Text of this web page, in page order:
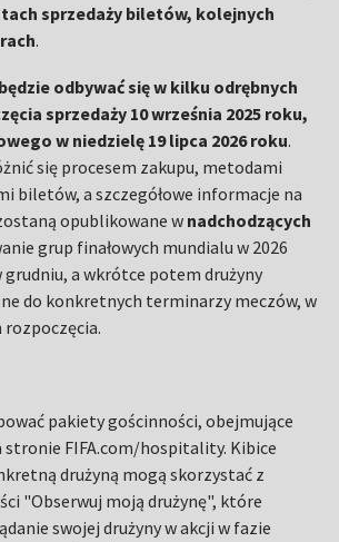
sprzedaży biletów, kolejnych
.
odbywać się w kilku odrębnych
sprzedaży 10 września 2025 roku,
w niedzielę 19 lipca 2026 roku.
się procesem zakupu, metodami
biletów, a szczegółowe informacje na
opublikowane w nadchodzących
grup finałowych mundialu w 2026
grudniu, a wkrótce potem drużyny
do konkretnych terminarzy meczów, w
pakiety gościnności, obejmujące
stronie FIFA.com/hospitality. Kibice
drużyną mogą skorzystać z
"Obserwuj moją drużynę", które
swojej drużyny w akcji w fazie